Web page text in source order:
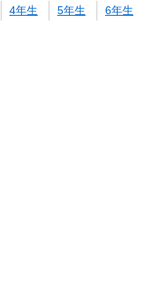
4年生 5年生 6年生